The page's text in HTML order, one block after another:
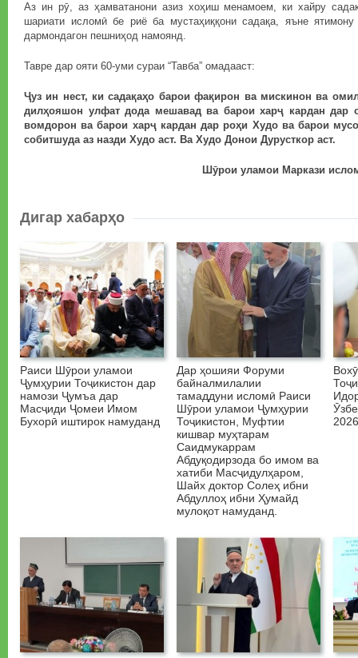
Аз ин рӯ, аз ҳамватанони азиз хоҳиш менамоем, ки хайру
шариати исломӣ бе риё ба мустаҳиққони садақа, яъне
дармондагон пешниҳод намоянд.
Тавре дар ояти 60-уми сураи “Тавба” омадааст:
Ҷуз ин нест, ки садақаҳо барои фақирон ва мискинон ва
дилҳояшон улфат дода мешавад ва барои харҷ кардан дар
вомдорон ва барои харҷ кардан дар роҳи Худо ва барои
собитшуда аз назди Худо аст. Ва Худо Донои Дурусткор аст.
Шӯрои уламои Маркази
Дигар хабарҳо
Раиси Шӯрои уламои
Ҷумҳурии Тоҷикистон дар
намози Ҷумъа дар
Масҷиди Ҷомеи Имом
Бухорӣ иштирок намуданд
Дар ҳошияи Форуми
байналмилалии
тамаддуни исломӣ Раиси
Шӯрои уламои Ҷумҳурии
Тоҷикистон, Муфтии
кишвар муҳтарам
Саидмукаррам
Абдуқодирзода бо имом ва
хатиби Масҷидулҳаром,
Шайх доктор Солеҳ ибни
Абдуллоҳ ибни Ҳумайд
мулоқот намуданд.